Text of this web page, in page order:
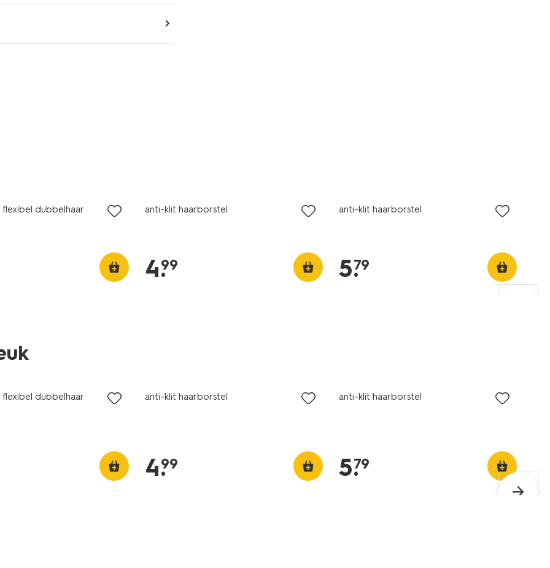
dubbelhaar anti-klit haarborstel
4.
99
anti-klit haarborstel
5.
79
dubbelhaar anti-klit haarborstel
4.
99
anti-klit haarborstel
5.
79